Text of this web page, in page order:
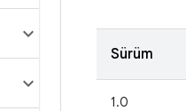
Sürüm
1.0